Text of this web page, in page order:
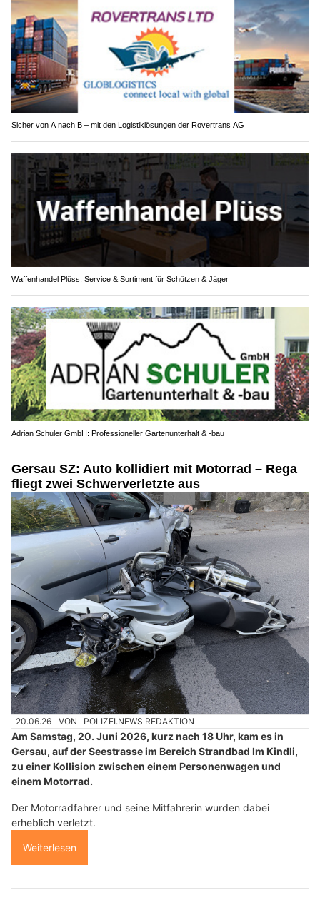
Sicher von A nach B – mit den Logistiklösungen der Rovertrans AG
Waffenhandel Plüss: Service & Sortiment für Schützen & Jäger
Adrian Schuler GmbH: Professioneller Gartenunterhalt & -bau
Gersau SZ: Auto kollidiert mit Motorrad – Rega
fliegt zwei Schwerverletzte aus
20.06.26 VON POLIZEI.NEWS REDAKTION
Am Samstag, 20. Juni 2026, kurz nach 18 Uhr, kam es in
Gersau, auf der Seestrasse im Bereich Strandbad Im Kindli,
zu einer Kollision zwischen einem Personenwagen und
einem Motorrad.
Der Motorradfahrer und seine Mitfahrerin wurden dabei
erheblich verletzt.
Weiterlesen